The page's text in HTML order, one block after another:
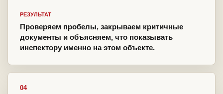
РЕЗУЛЬТАТ
Проверяем пробелы, закрываем критичные
документы и объясняем, что показывать
инспектору именно на этом объекте.
04